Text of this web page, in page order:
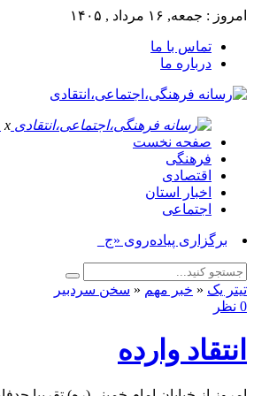
امروز : جمعه, ۱۶ مرداد , ۱۴۰۵
تماس با ما
درباره ما
x
صفحه نخست
فرهنگی
اقتصادی
اخبار استان
اجتماعی
برگزاری پیاده‌روی «جاماندگان ا_
تیتر یک « خبر مهم « سخن سردبیر
0 نظر
انتقاد وارده